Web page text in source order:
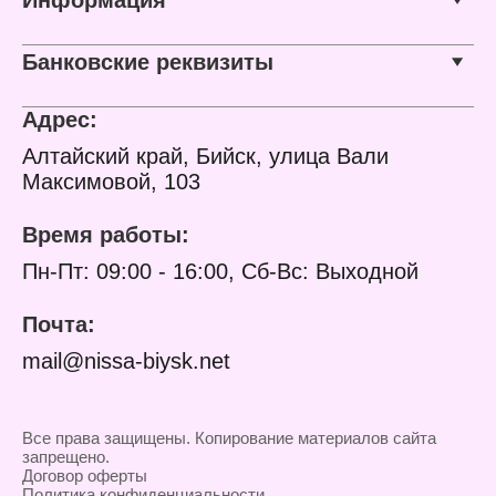
Бренд: Galant Cosmetic
Тип товара: Тональный
Вариация: с маслом
виноградной косточки
Особенность: матовый
эффект
Тон: №4 (натуральный)
Банковские реквизиты
Адрес:
Алтайский край, Бийск, улица Вали
Максимовой, 103
Время работы:
Пн-Пт: 09:00 - 16:00, Сб-Вс: Выходной
Почта:
mail@nissa-biysk.net
Все права защищены. Копирование материалов сайта
запрещено.
Договор оферты